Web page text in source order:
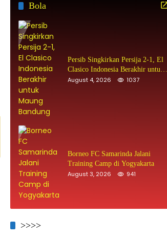
Bola
Persib Singkirkan Persija 2-1, El
Clasico Indonesia Berakhir untuk
Maung Bandung
August 4, 2026 1037
Borneo FC Samarinda Jalani
Training Camp di Yogyakarta
August 3, 2026 941
>>>>